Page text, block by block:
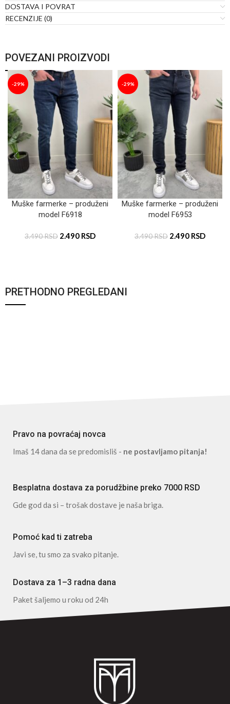
DOSTAVA I POVRAT
RECENZIJE (0)
POVEZANI PROIZVODI
-29%
Muške farmerke – produženi
model F6918
3.490RSD 2.490 RSD
-29%
Muške farmerke – produženi
model F6953
3.490RSD 2.490 RSD
PRETHODNO PREGLEDANI
Pravo na povraćaj novca
Imaš 14 dana da se predomisliš - ne postavljamo pitanja!
Besplatna dostava za porudžbine preko 7000 RSD
Gde god da si – trošak dostave je naša briga.
Pomoć kad ti zatreba
Javi se, tu smo za svako pitanje.
Dostava za 1–3 radna dana
Paket šaljemo u roku od 24h